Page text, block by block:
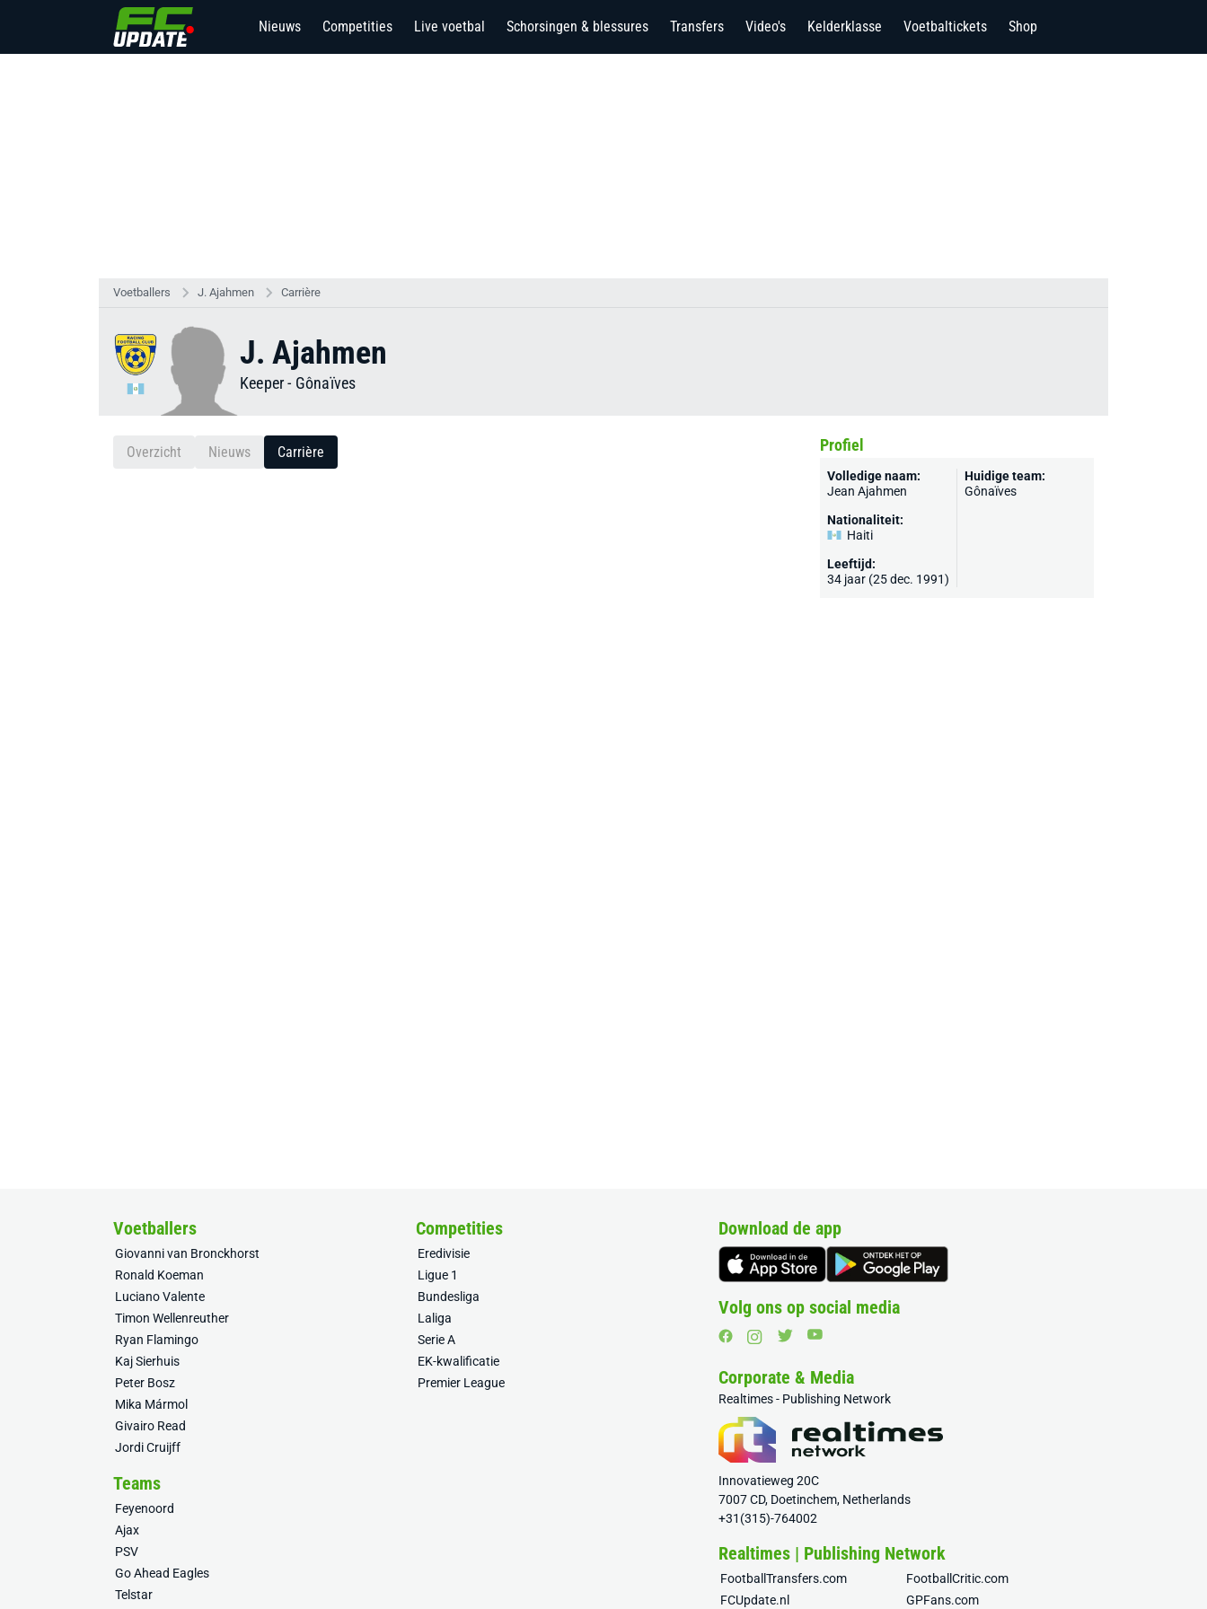
Nieuws Competities Live voetbal Schorsingen & blessures Transfers Video's Kelderklasse Voetbaltickets Shop
Voetballers J. Ajahmen Carrière
J. Ajahmen
Keeper- Gônaïves
Overzicht Nieuws Carrière Profiel
Volledige naam:
Jean Ajahmen
Nationaliteit:
Haiti
Leeftijd:
34 jaar (25 dec. 1991)
Huidige team:
Gônaïves
Voetballers
Giovanni van Bronckhorst
Ronald Koeman
Luciano Valente
Timon Wellenreuther
Ryan Flamingo
Kaj Sierhuis
Peter Bosz
Mika Mármol
Givairo Read
Jordi Cruijff
Competities
Eredivisie
Ligue 1
Bundesliga
Laliga
Serie A
EK-kwalificatie
Premier League
Teams
Feyenoord
Ajax
PSV
Go Ahead Eagles
Telstar
Download de app
Volg ons op social media
Corporate & Media
Realtimes - Publishing Network
Innovatieweg 20C
7007 CD, Doetinchem, Netherlands
+31(315)-764002
Realtimes | Publishing Network
FootballTransfers.com
FootballCritic.com
FCUpdate.nl
GPFans.com